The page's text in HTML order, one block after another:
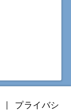
|
プライバシ